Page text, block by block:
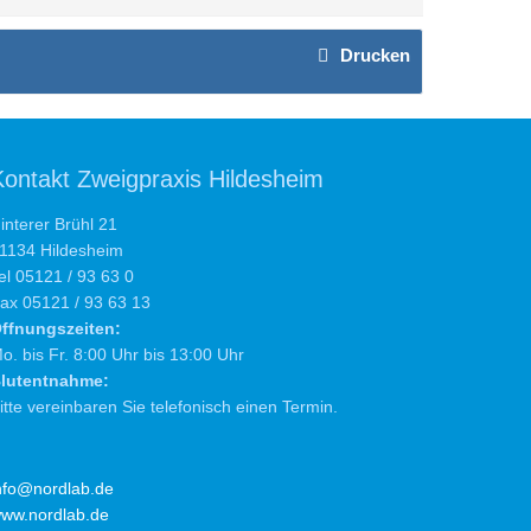
Drucken
Zweigpraxis Hildesheim
Brühl 21
Hildesheim
05121 / 93 63 0
05121 / 93 63 13
bis Fr. 8:00 Uhr bis 13:00 Uhr
vereinbaren Sie telefonisch einen Termin.